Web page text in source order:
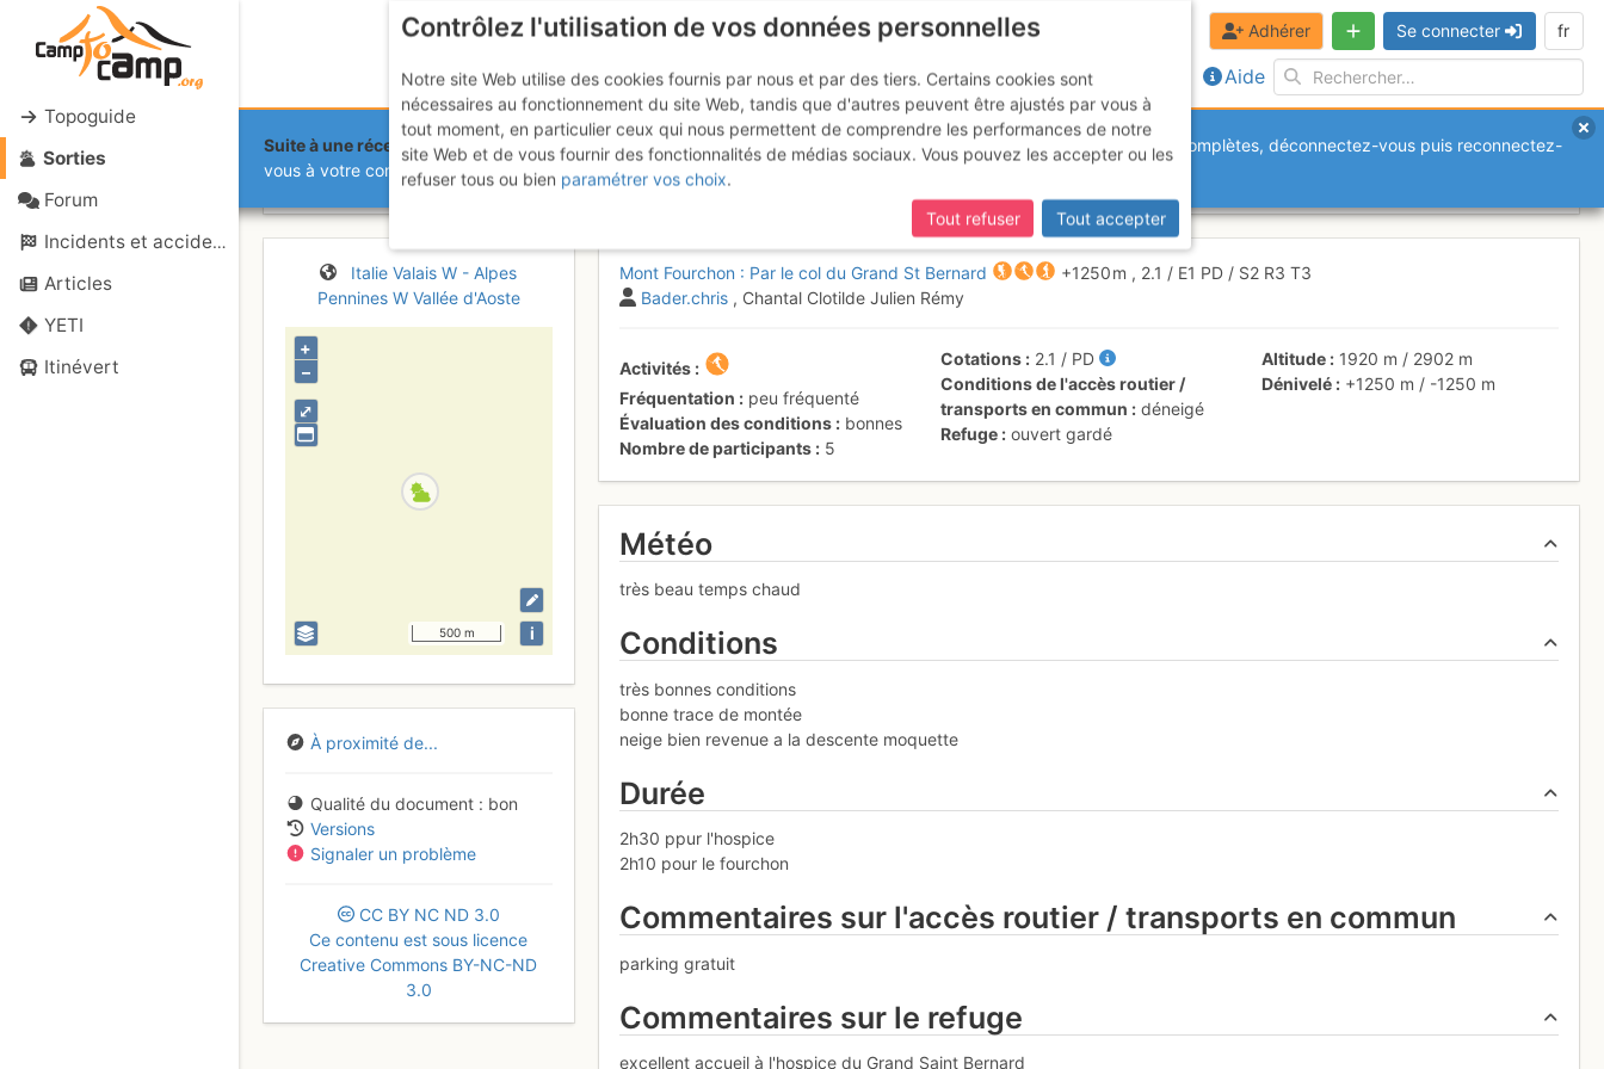
Topoguide
Sorties
Forum
Incidents et accidents
Articles
YETI
Itinévert
Aide
Adhérer Se connecter fr
Suite à une récente et importante mise à jour du site,si certaines pages ne sont plus accessibles, manquantes ou incomplètes, déconnectez-vous puis reconnectez-
vous à votre compte sur le site.
Mont Fourchon : Par l'Hospice
Italie Valais W - Alpes
Pennines W Vallée d'Aoste
⤢
+
–
500 m i
À proximité de...
Qualité du document
bon
Versions
Signaler un problème
CC BY NC ND 3.0
Ce contenu est sous licence
Creative Commons BY-NC-ND
3.0
Mont Fourchon : Par le col du Grand St Bernard +1250 m , 2.1 / E1 PD / S2 R3T3
Bader.chris , Chantal Clotilde Julien Rémy
Activités
Fréquentation
peu fréquenté
Évaluation des conditions
bonnes
Nombre de participants
5
Cotations 2.1 / PD
Conditions de l'accès routier /
transports en commun
déneigé
Refuge
ouvert gardé
Altitude 1920 m / 2902 m
Dénivelé
+1250 m / -1250 m
Météo
très beau temps chaud
Conditions
très bonnes conditions
bonne trace de montée
neige bien revenue a la descente moquette
Durée
2h30 ppur l'hospice
2h10 pour le fourchon
Commentaires sur l'accès routier / transports en commun
parking gratuit
Commentaires sur le refuge
excellent accueil à l'hospice du Grand Saint Bernard
Contrôlez l'utilisation de vos données personnelles
Notre site Web utilise des cookies fournis par nous et par des tiers. Certains cookies sont
nécessaires au fonctionnement du site Web, tandis que d'autres peuvent être ajustés par vous à
tout moment, en particulier ceux qui nous permettent de comprendre les performances de notre
site Web et de vous fournir des fonctionnalités de médias sociaux. Vous pouvez les accepter ou les
refuser tous ou bien paramétrer vos choix.
Tout refuser
Tout accepter